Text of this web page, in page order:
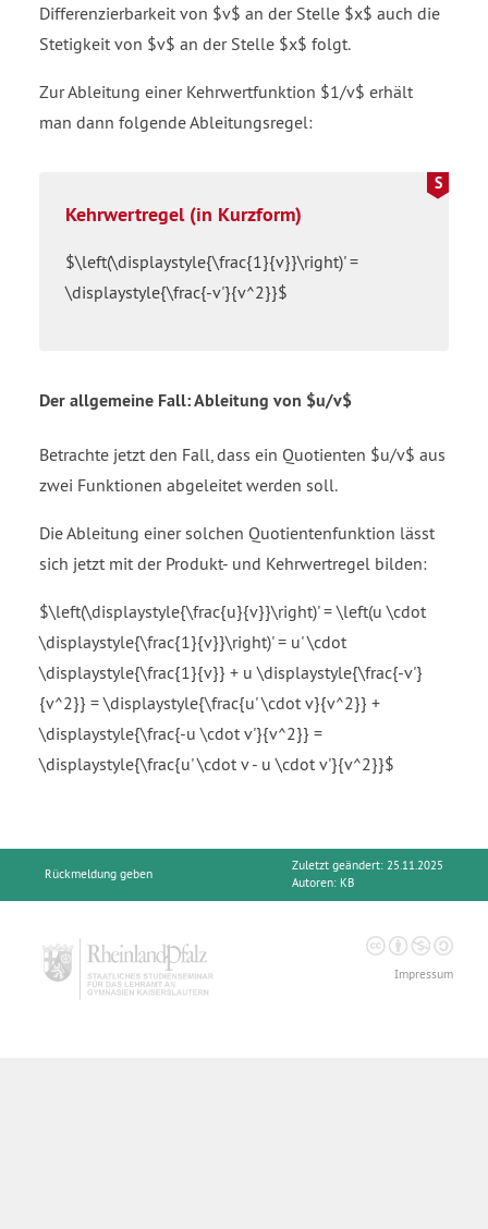
Differenzierbarkeit von $v$ an der Stelle $x$ auch die
Stetigkeit von $v$ an der Stelle $x$ folgt.
Zur Ableitung einer Kehrwertfunktion $1/v$ erhält
man dann folgende Ableitungsregel:
Kehrwertregel (in Kurzform)
$\left(\displaystyle{\frac{1}{v}}\right)' =
\displaystyle{\frac{-v'}{v^2}}$
Der allgemeine Fall: Ableitung von $u/v$
Betrachte jetzt den Fall, dass ein Quotienten $u/v$ aus
zwei Funktionen abgeleitet werden soll.
Die Ableitung einer solchen Quotientenfunktion lässt
sich jetzt mit der Produkt- und Kehrwertregel bilden:
$\left(\displaystyle{\frac{u}{v}}\right)' = \left(u \cdot
\displaystyle{\frac{1}{v}}\right)' = u' \cdot
\displaystyle{\frac{1}{v}} + u \displaystyle{\frac{-v'}
{v^2}} = \displaystyle{\frac{u' \cdot v}{v^2}} +
\displaystyle{\frac{-u \cdot v'}{v^2}} =
\displaystyle{\frac{u' \cdot v - u \cdot v'}{v^2}}$
Rückmeldung geben
Zuletzt geändert: 25.11.2025
Autoren: KB
Impressum